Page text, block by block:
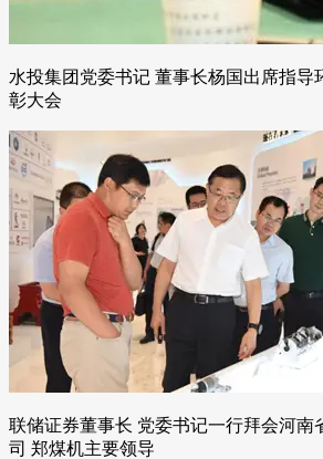
水投集团党委书记 董事长杨国出席指导
彰大会
联储证券董事长 党委书记一行拜会河南
司 郑煤机主要领导